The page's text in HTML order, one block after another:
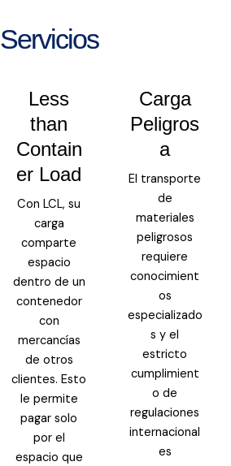
Servicios
Less
than
Contain
er Load
Con LCL, su
carga
comparte
espacio
dentro de un
contenedor
con
mercancías
de otros
clientes. Esto
le permite
pagar solo
por el
espacio que
Carga
Peligros
a
El transporte
de
materiales
peligrosos
requiere
conocimient
os
especializado
s y el
estricto
cumplimient
o de
regulaciones
internacional
es